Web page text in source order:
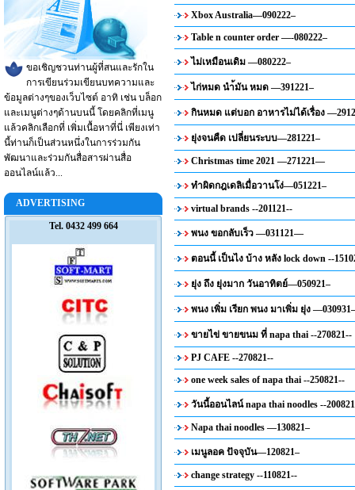
ขอเชิญชวนท่านผู้ที่สนและรักใน
การเขียนร่วมเขียนบทความและ
ข้อมูลต่างๆของเว็บไซต์ อาทิ เช่น บล็อก
และเมนูต่างๆด้านบนนี้ โดยคลิกที่เมนู
แล้วคลิกเลือกที่ เพิ่มเนื้อหาที่นี่ เพียงเท่า
นี้ท่านก็เป็นส่วนหนึ่งในการร่วมกัน
พัฒนาและร่วมกันสื่อสารผ่านสื่อ
ออนไลน์แล้ว...
ADVERTISING
Tel. 0432 499 664
Xbox Australia—090222–
Table n counter order —-080222–
ไม่เหมือนเดิม —080222–
ไก่หมด นำ้มัน หมด —391221–
กินหมด แต่บอก อาหารไม่ได้เรื่อง
ยุ่งจนคืด เปลี่ยนระบบ—281221–
Christmas time 2021 —271221—
ทำผิดกฎเดลิเมื่อวานโง่—051221–
virtual brands --201121--
พนง ขอกลับเร็ว —031121—
ตอนนี้ เป็นไง บ้าง หลัง lock down --
ยุ่ง ถึง ยุ่งมาก วันอาทิตย์—050921–
พนง เพิ่ม เรียก พนง มาเพิ่ม ยุ่ง —030931–
ขายไข่ ขายขนม ที่ napa thai --270821--
PJ CAFE --270821--
one week sales of napa thai --250821--
วันนี้ออนไลน์ napa thai noodles --
Napa thai noodles —130821–
เมนูลอค ปัจจุบัน—120821–
change strategy --110821--